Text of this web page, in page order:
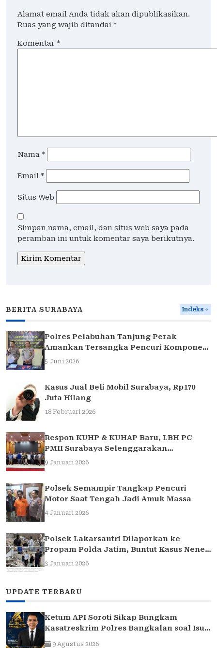
Alamat email Anda tidak akan dipublikasikan.
Ruas yang wajib ditandai *
Komentar *
Nama *
Email *
Situs Web
Simpan nama, email, dan situs web saya pada
peramban ini untuk komentar saya berikutnya.
BERITA SURABAYA Indeks
Polres Pelabuhan Tanjung Perak
Amankan Tersangka Pencuri Komponen
Traffic Light di Surabaya
5 Juni 2026
Kasus Jual Beli Mobil Surabaya, Rp170
Juta Hilang
18 Februari 2026
Respon KUHP & KUHAP Baru, LBH PC
PMII Surabaya Selenggarakan
Sarasehan Hukum
9 Januari 2026
Polsek Semampir Tangkap Pencuri
Motor Saat Tengah Jadi Amuk Massa
4 Januari 2026
Polsek Lakarsantri Dilaporkan ke
Propam Polda Jatim, Buntut Kasus Nenek
Elina
3 Januari 2026
UPDATE TERBARU
Ketum API Soroti Sikap Bungkam
Kasatreskrim Polres Bangkalan soal Isu
“Atensi Bulanan” Rokok Ilegal
9 Agustus 2026